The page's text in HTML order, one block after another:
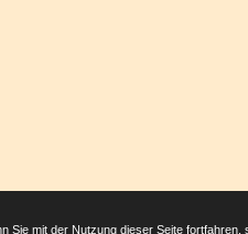
Sie mit der Nutzung dieser Seite